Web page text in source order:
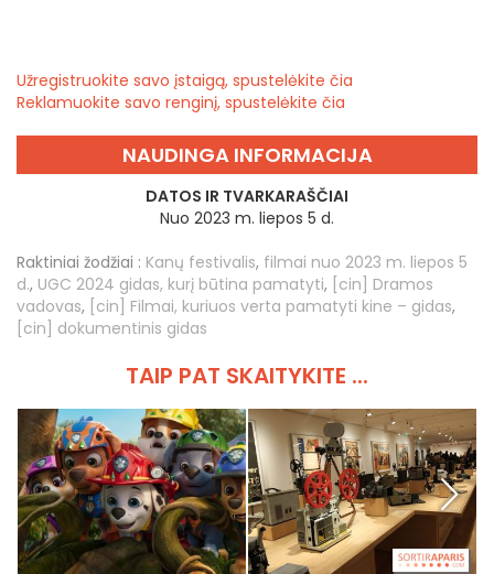
Užregistruokite savo įstaigą, spustelėkite čia
Reklamuokite savo renginį, spustelėkite čia
NAUDINGA INFORMACIJA
DATOS IR TVARKARAŠČIAI
Nuo 2023 m. liepos 5 d.
Raktiniai žodžiai : Kanų festivalis, filmai nuo 2023 m. liepos 5
d., UGC 2024 gidas, kurį būtina pamatyti, [cin] Dramos
vadovas, [cin] Filmai, kuriuos verta pamatyti kine – gidas,
[cin] dokumentinis gidas
TAIP PAT SKAITYKITE ...